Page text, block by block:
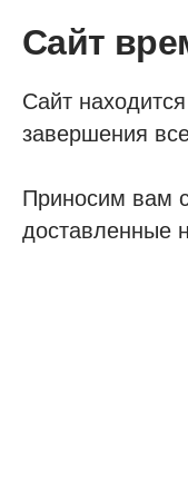
Сайт
Сайт
завершения
Приносим вам
доставленные